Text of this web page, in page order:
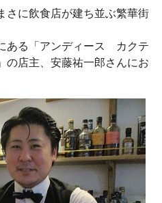
さに飲食店が建ち並ぶ繁華街
ある「アンディース カクテ
の店主、安藤祐一郎さんにお